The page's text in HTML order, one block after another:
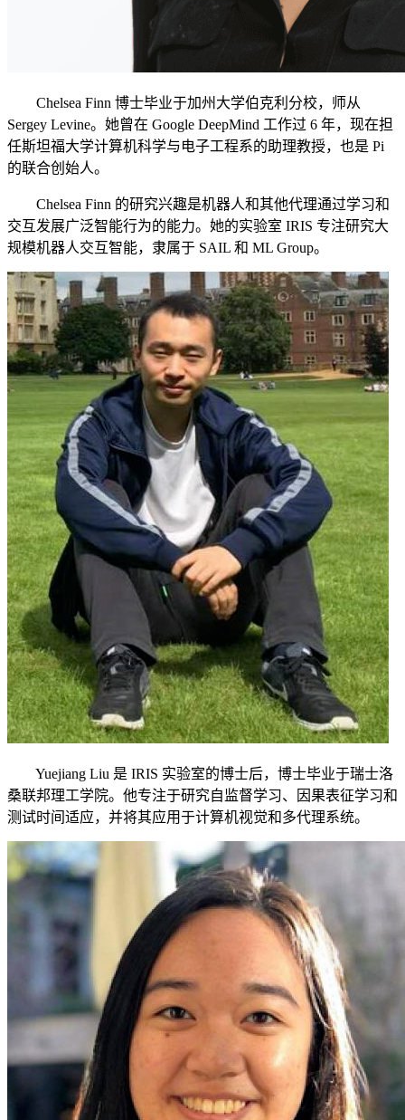
Chelsea Finn 博士毕业于加州大学伯克利分校，师从
Sergey Levine。她曾在 Google DeepMind 工作过 6 年，现在担
任斯坦福大学计算机科学与电子工程系的助理教授，也是 Pi
的联合创始人。
Chelsea Finn 的研究兴趣是机器人和其他代理通过学习和
交互发展广泛智能行为的能力。她的实验室 IRIS 专注研究大
规模机器人交互智能，隶属于 SAIL 和 ML Group。
Yuejiang Liu 是 IRIS 实验室的博士后，博士毕业于瑞士洛
桑联邦理工学院。他专注于研究自监督学习、因果表征学习和
测试时间适应，并将其应用于计算机视觉和多代理系统。